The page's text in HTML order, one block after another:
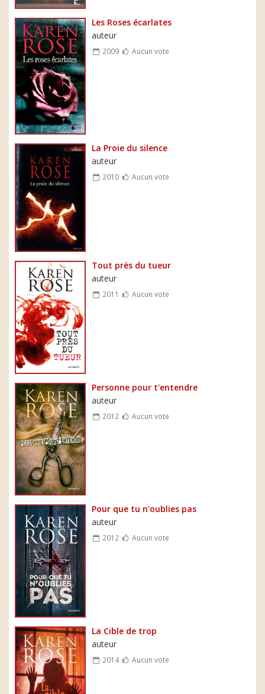
Les Roses écarlates
auteur
2009 Aucun vote
La Proie du silence
auteur
2010 Aucun vote
Tout près du tueur
auteur
2011 Aucun vote
Personne pour t'entendre
auteur
2012 Aucun vote
Pour que tu n'oublies pas
auteur
2012 Aucun vote
La Cible de trop
auteur
2014 Aucun vote